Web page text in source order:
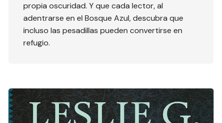
propia oscuridad. Y que cada lector, al
adentrarse en el Bosque Azul, descubra que
incluso las pesadillas pueden convertirse en
refugio.